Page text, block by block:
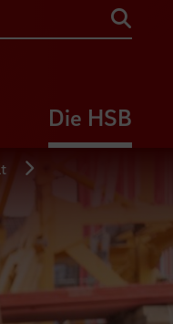
Suche
Die HSB